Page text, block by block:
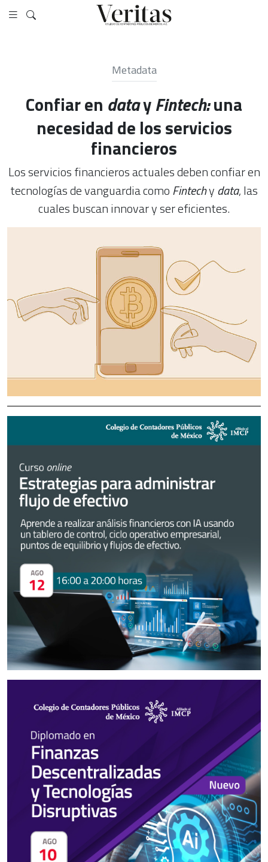
Metadata
Confiar en datayFintech:una
necesidad de los servicios
financieros
Los servicios financieros actuales deben confiar en
tecnologías de vanguardia comoFintechydata, las
cuales buscan innovar y ser eficientes.